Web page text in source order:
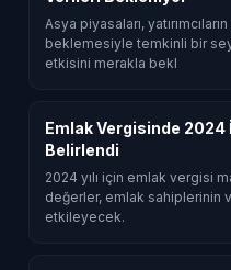
Asya piyasaları,
beklemesiyle temkinli bir
etkisini merakla bekl
Emlak Vergisinde
Belirlendi
2024 yılı için emlak vergisi
değerler, emlak sahiplerinin
etkileyecek.